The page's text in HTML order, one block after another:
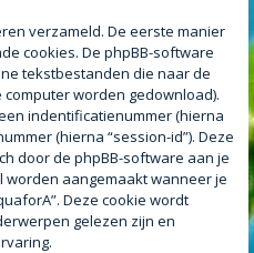
verzameld. De eerste manier
cookies. De phpBB-software
tekstbestanden die naar de
worden gedownload).
indentificatienummer (hierna
(hierna “session-id”). Deze
door de phpBB-software aan je
worden aangemaakt wanneer je
Deze cookie wordt
gelezen zijn en